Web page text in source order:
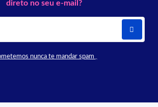
direto no seu e-mail?
nunca te mandar spam